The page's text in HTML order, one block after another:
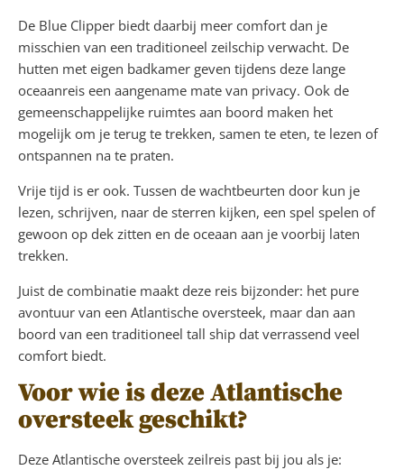
De Blue Clipper biedt daarbij meer comfort dan je
misschien van een traditioneel zeilschip verwacht. De
hutten met eigen badkamer geven tijdens deze lange
oceaanreis een aangename mate van privacy. Ook de
gemeenschappelijke ruimtes aan boord maken het
mogelijk om je terug te trekken, samen te eten, te lezen of
ontspannen na te praten.
Vrije tijd is er ook. Tussen de wachtbeurten door kun je
lezen, schrijven, naar de sterren kijken, een spel spelen of
gewoon op dek zitten en de oceaan aan je voorbij laten
trekken.
Juist de combinatie maakt deze reis bijzonder: het pure
avontuur van een Atlantische oversteek, maar dan aan
boord van een traditioneel tall ship dat verrassend veel
comfort biedt.
Voor wie is deze Atlantische
oversteek geschikt?
Deze Atlantische oversteek zeilreis past bij jou als je: